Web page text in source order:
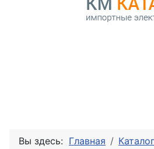
Вы здесь: Главная Каталог